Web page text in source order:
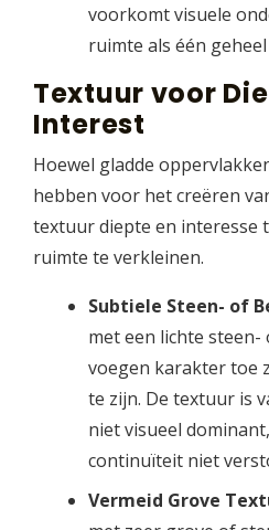
voorkomt visuele
ruimte als één
Textuur voor
Interest
Hoewel gladde
hebben voor het creëren
textuur diepte en interesse
ruimte te verkleinen.
Subtiele Steen- of
met een lichte
voegen karakter toe
te zijn. De textuur is
niet visueel
continuïteit niet
Vermeid Grove